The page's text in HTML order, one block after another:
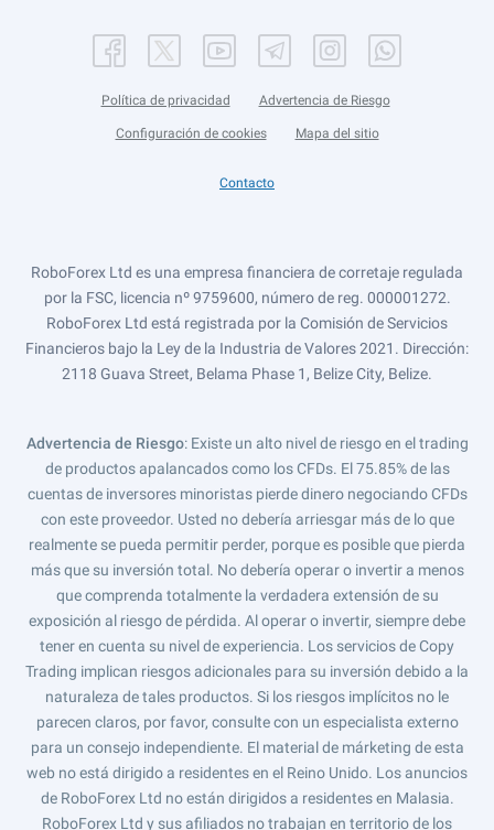
Política de privacidad Advertencia de Riesgo
Configuración de cookies Mapa del sitio
Contacto
RoboForex Ltd es una empresa financiera de corretaje regulada
por la FSC, licencia nº 9759600, número de reg. 000001272.
RoboForex Ltd está registrada por la Comisión de Servicios
Financieros bajo la Ley de la Industria de Valores 2021. Dirección:
2118 Guava Street, Belama Phase 1, Belize City, Belize.
Advertencia de Riesgo: Existe un alto nivel de riesgo en el trading
de productos apalancados como los CFDs. El 75.85% de las
cuentas de inversores minoristas pierde dinero negociando CFDs
con este proveedor. Usted no debería arriesgar más de lo que
realmente se pueda permitir perder, porque es posible que pierda
más que su inversión total. No debería operar o invertir a menos
que comprenda totalmente la verdadera extensión de su
exposición al riesgo de pérdida. Al operar o invertir, siempre debe
tener en cuenta su nivel de experiencia. Los servicios de Copy
Trading implican riesgos adicionales para su inversión debido a la
naturaleza de tales productos. Si los riesgos implícitos no le
parecen claros, por favor, consulte con un especialista externo
para un consejo independiente. El material de márketing de esta
web no está dirigido a residentes en el Reino Unido. Los anuncios
de RoboForex Ltd no están dirigidos a residentes en Malasia.
RoboForex Ltd y sus afiliados no trabajan en territorio de los